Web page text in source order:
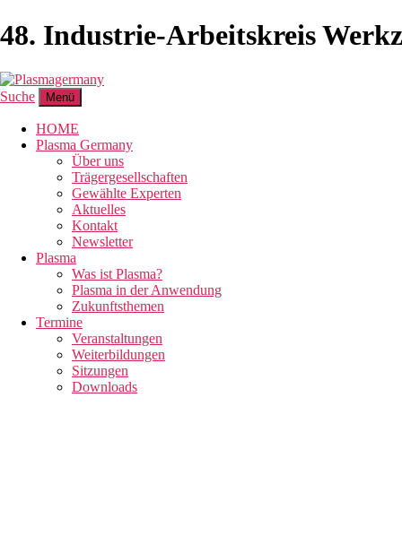
48. Industrie-Arbeitskreis
Suche Menü
HOME
Plasma Germany
Über uns
Trägergesellschaften
Gewählte Experten
Aktuelles
Kontakt
Newsletter
Plasma
Was ist Plasma?
Plasma in der Anwendung
Zukunftsthemen
Termine
Veranstaltungen
Weiterbildungen
Sitzungen
Downloads